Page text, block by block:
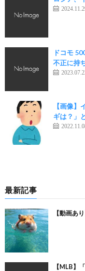
ドコモ
不正に持
【画像
ギは？」
最新記事
【動画あ
【MLB】